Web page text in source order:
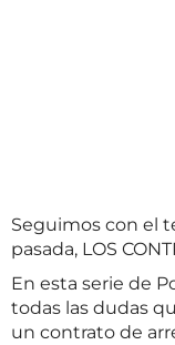
Seguimos con el
pasada, LOS
En esta serie de
todas las dudas
un contrato de